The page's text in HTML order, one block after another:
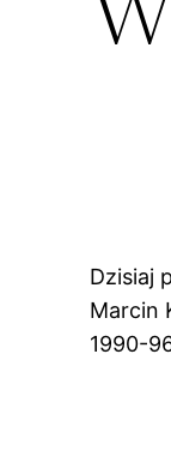
Dzisiaj
Marcin
1990-